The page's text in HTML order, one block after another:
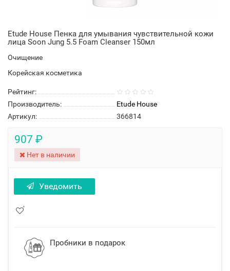
Etude House Пенка для умывания чувствительной кожи
лица Soon Jung 5.5 Foam Cleanser 150мл
Очищение
Корейская косметика
Рейтинг:
Производитель:
Etude House
Артикул:
366814
907 ₽
Нет в наличии
Уведомить
Пробники в подарок